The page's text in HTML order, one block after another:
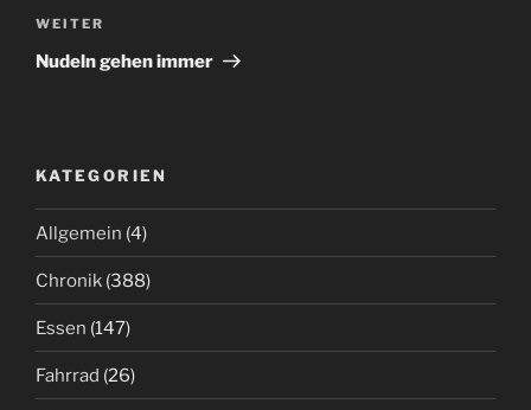
Nächster
Beitrag
WEITER
Nudeln gehen immer
KATEGORIEN
Allgemein (4)
Chronik (388)
Essen (147)
Fahrrad (26)